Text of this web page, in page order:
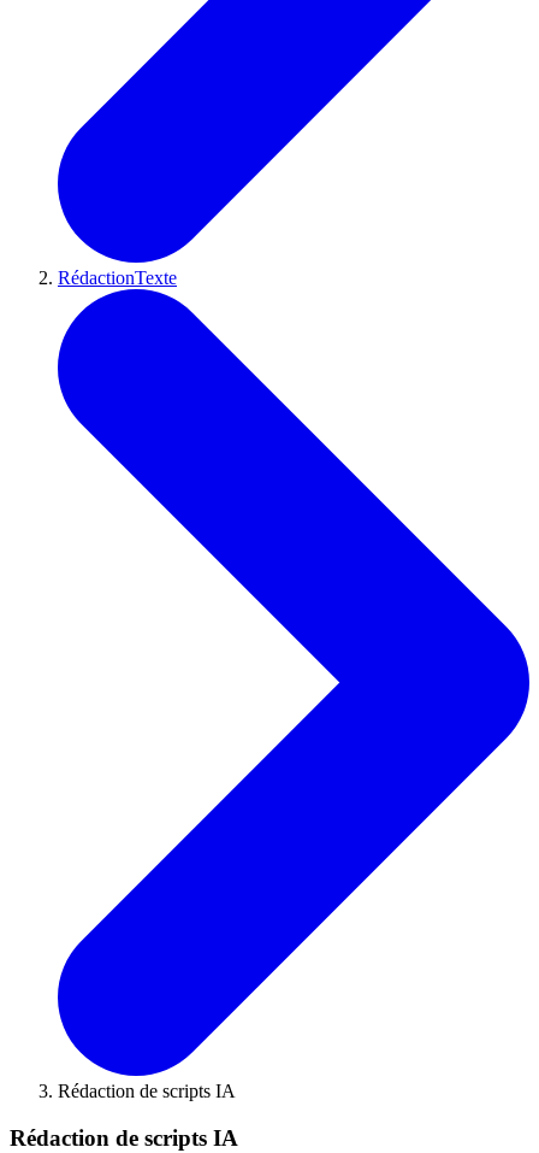
RédactionTexte
Rédaction de scripts IA
Rédaction de scripts IA